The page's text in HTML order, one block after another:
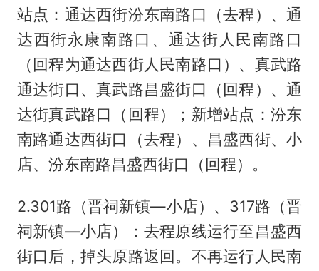
站点：通达西街汾东南路口（去程）、通
达西街永康南路口、通达街人民南路口
（回程为通达西街人民南路口）、真武路
通达街口、真武路昌盛街口（回程）、通
达街真武路口（回程）；新增站点：汾东
南路通达西街口（去程）、昌盛西街、小
店、汾东南路昌盛西街口（回程）。
2.301路（晋祠新镇—小店）、317路（晋
祠新镇—小店）：去程原线运行至昌盛西
街口后，掉头原路返回。不再运行人民南